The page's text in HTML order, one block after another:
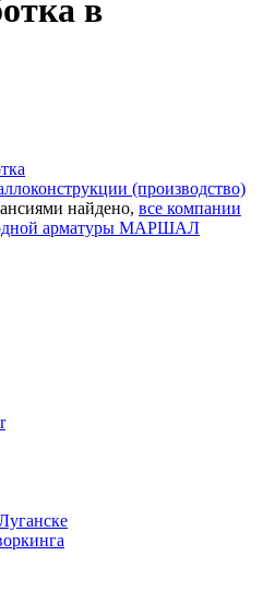
в
(производство)
найдено, все компании
арматуры МАРШАЛ